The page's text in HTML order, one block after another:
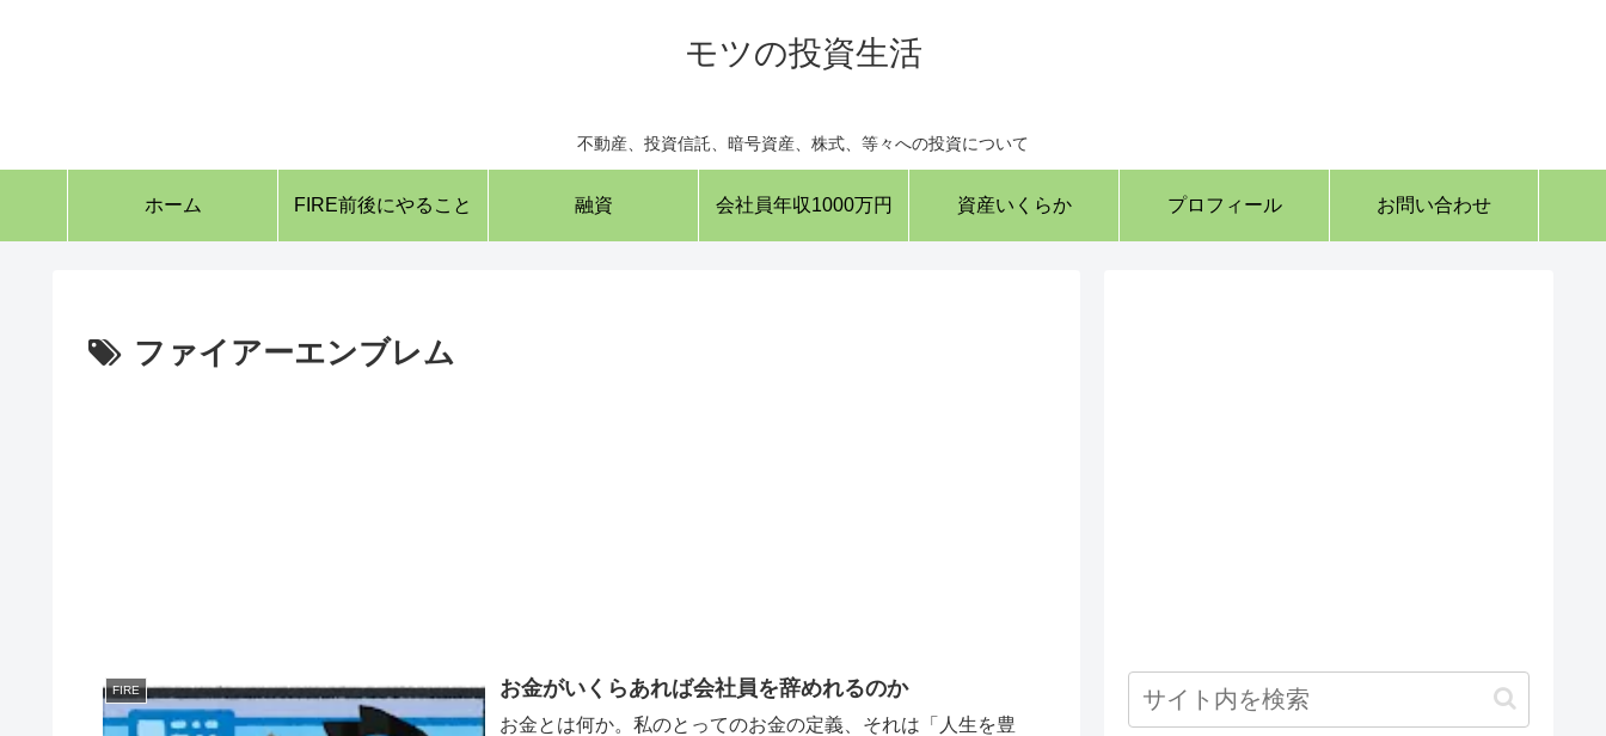
モツの投資生活
不動産、投資信託、暗号資産、株式、等々への投資について
ホーム FIRE前後にやること 融資 会社員年収1000万円 資産いくらか プロフィール お問い合わせ
ファイアーエンブレム
FIRE お金がいくらあれば会社員を辞めれるのか
お金とは何か。私のとってのお金の定義、それは「人生を豊